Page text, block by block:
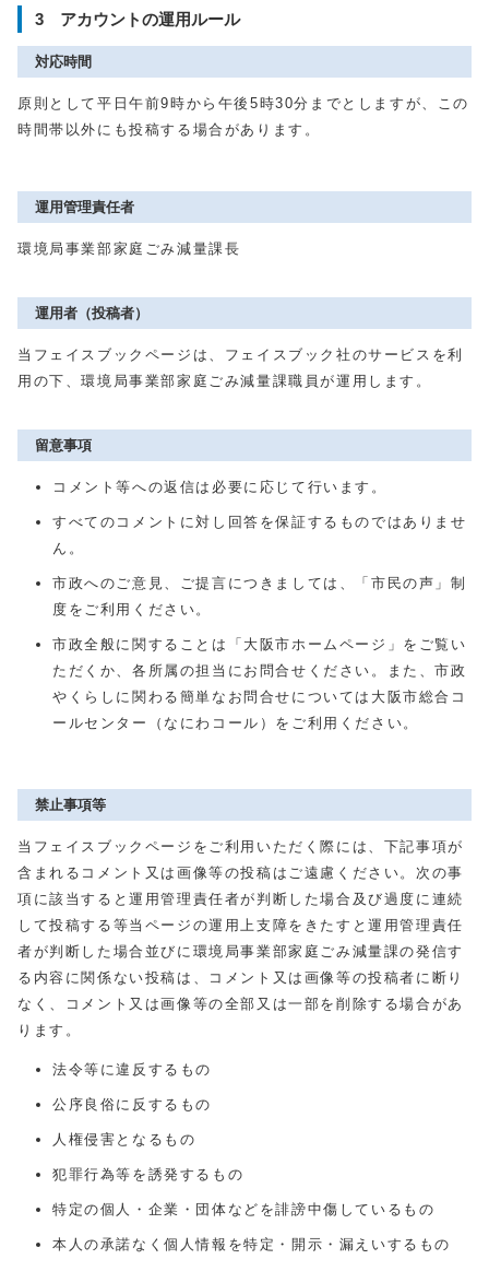
3 アカウントの運用ルール
対応時間
原則として平日午前9時から午後5時30分までとしますが、この
時間帯以外にも投稿する場合があります。
運用管理責任者
環境局事業部家庭ごみ減量課長
運用者（投稿者）
当フェイスブックページは、フェイスブック社のサービスを利
用の下、環境局事業部家庭ごみ減量課職員が運用します。
留意事項
コメント等への返信は必要に応じて行います。
すべてのコメントに対し回答を保証するものではありませ
ん。
市政へのご意見、ご提言につきましては、「市民の声」制
度をご利用ください。
市政全般に関することは「大阪市ホームページ」をご覧い
ただくか、各所属の担当にお問合せください。また、市政
やくらしに関わる簡単なお問合せについては大阪市総合コ
ールセンター（なにわコール）をご利用ください。
禁止事項等
当フェイスブックページをご利用いただく際には、下記事項が
含まれるコメント又は画像等の投稿はご遠慮ください。次の事
項に該当すると運用管理責任者が判断した場合及び過度に連続
して投稿する等当ページの運用上支障をきたすと運用管理責任
者が判断した場合並びに環境局事業部家庭ごみ減量課の発信す
る内容に関係ない投稿は、コメント又は画像等の投稿者に断り
なく、コメント又は画像等の全部又は一部を削除する場合があ
ります。
法令等に違反するもの
公序良俗に反するもの
人権侵害となるもの
犯罪行為等を誘発するもの
特定の個人・企業・団体などを誹謗中傷しているもの
本人の承諾なく個人情報を特定・開示・漏えいするもの